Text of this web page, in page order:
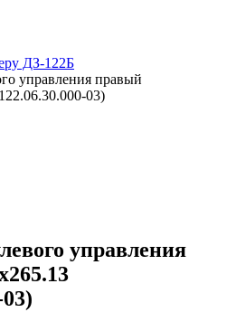
ДЗ-122Б
управления правый
03)
управления